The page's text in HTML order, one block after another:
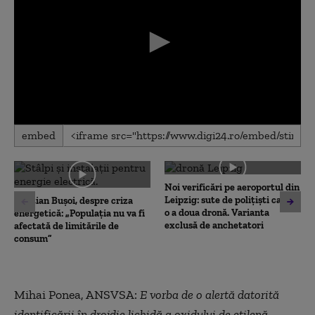
0
seconds
0
seconds
embed
Cristian Bușoi, despre criza
energetică: „Populația nu va fi
afectată de limitările de
consum”
Noi verificări pe aeroportul din
Leipzig: sute de polițiști caută
o a doua dronă. Varianta
exclusă de anchetatori
Mihai Ponea, ANSVSA: E vorba de o alertă datorită